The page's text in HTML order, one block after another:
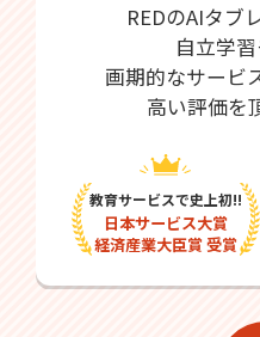
REDのAIタブ
自立学習
画期的なサービ
高い評価を
教育サービスで史上初!!
日本サービス大賞
経済産業大臣賞 受賞